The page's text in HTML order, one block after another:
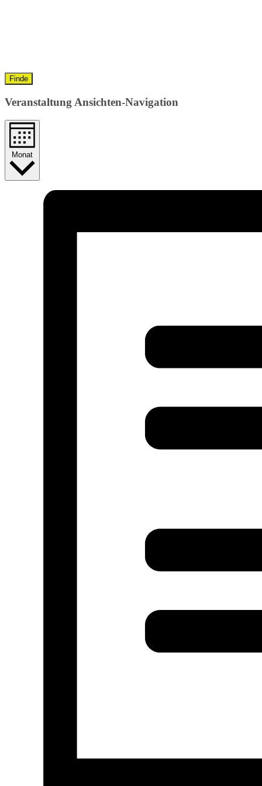
Finde
Veranstaltung Ansichten-Navigation
Monat